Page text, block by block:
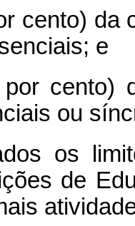
cento) da
e
cento)
ou
os
de